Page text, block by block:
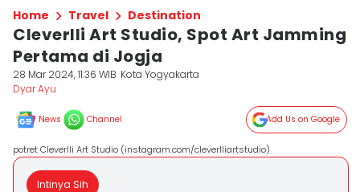
Home Travel Destination
Cleverlli Art Studio, Spot Art Jamming
Pertama di Jogja
28 Mar 2024, 11:36 WIB Kota Yogyakarta
Dyar Ayu
News Channel Add Us on Google
potret Cleverlli Art Studio (instagram.com/cleverlliartstudio)
Intinya Sih